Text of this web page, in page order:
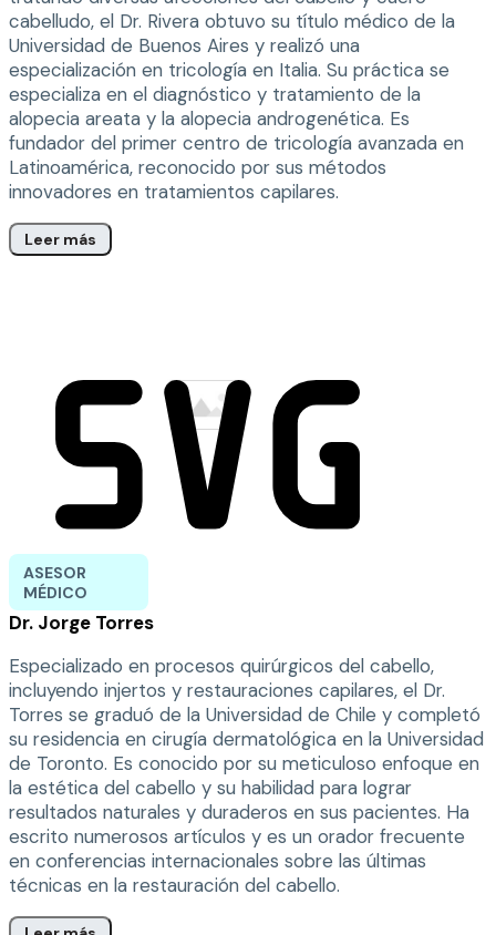
cabelludo, el Dr. Rivera obtuvo su título médico de la
Universidad de Buenos Aires y realizó una
especialización en tricología en Italia. Su práctica se
especializa en el diagnóstico y tratamiento de la
alopecia areata y la alopecia androgenética. Es
fundador del primer centro de tricología avanzada en
Latinoamérica, reconocido por sus métodos
innovadores en tratamientos capilares.
Leer más
ASESOR
MÉDICO
Dr. Jorge Torres
Especializado en procesos quirúrgicos del cabello,
incluyendo injertos y restauraciones capilares, el Dr.
Torres se graduó de la Universidad de Chile y completó
su residencia en cirugía dermatológica en la Universidad
de Toronto. Es conocido por su meticuloso enfoque en
la estética del cabello y su habilidad para lograr
resultados naturales y duraderos en sus pacientes. Ha
escrito numerosos artículos y es un orador frecuente
en conferencias internacionales sobre las últimas
técnicas en la restauración del cabello.